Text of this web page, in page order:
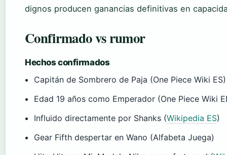
dignos producen ganancias definitivas en
Confirmado vs rumor
Hechos confirmados
Capitán de Sombrero de Paja (One Piece Wiki ES)
Edad 19 años como Emperador (One Piece Wiki
Influido directamente por Shanks (Wikipedia ES)
Gear Fifth despertar en Wano (Alfabeta Juega)